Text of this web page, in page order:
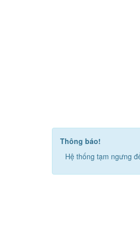
Thông báo!
Hệ thống tạm ngưng